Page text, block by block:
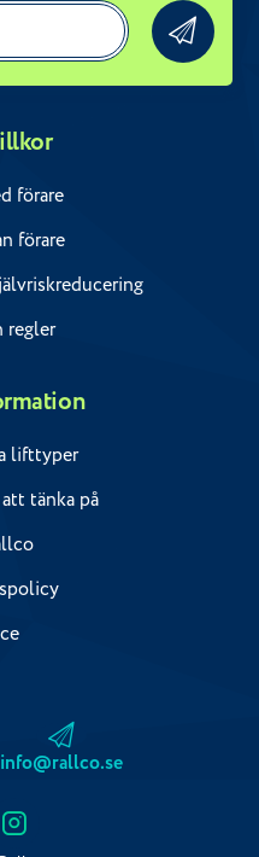
förare
förare
regler
lifttyper
tänka på
info@rallco.se